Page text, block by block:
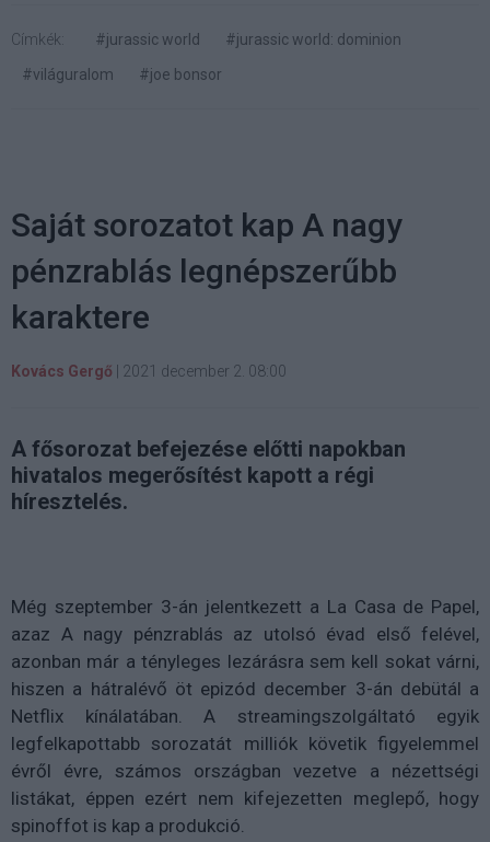
Címkék: #jurassic world
#jurassic world: dominion
#világuralom
#joe bonsor
Saját sorozatot kap A nagy
pénzrablás legnépszerűbb
karaktere
Kovács Gergő | 2021 december 2. 08:00
A fősorozat befejezése előtti napokban
hivatalos megerősítést kapott a régi
híresztelés.
Még szeptember 3-án jelentkezett a La Casa de Papel,
azaz A nagy pénzrablás az utolsó évad első felével,
azonban már a tényleges lezárásra sem kell sokat várni,
hiszen a hátralévő öt epizód december 3-án debütál a
Netflix kínálatában. A streamingszolgáltató egyik
legfelkapottabb sorozatát milliók követik figyelemmel
évről évre, számos országban vezetve a nézettségi
listákat, éppen ezért nem kifejezetten meglepő, hogy
spinoffot is kap a produkció.